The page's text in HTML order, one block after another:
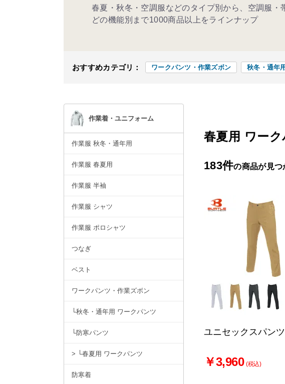
春夏・秋冬・空調服などのタイプ別から、空調服・
どの機能別まで1000商品以上をラインナップ
おすすめカテゴリ： ワークパンツ・作業ズボン 秋冬・通年
作業着・ユニフォーム
作業服 秋冬・通年用
作業服 春夏用
作業服 半袖
作業服 シャツ
作業服 ポロシャツ
つなぎ
ベスト
ワークパンツ・作業ズボン
└秋冬・通年用 ワークパンツ
└防寒パンツ
> └春夏用 ワークパンツ
防寒着
春夏用 ワー
183件の商品が見つ
ユニセックスパン
￥3,960 (税込)